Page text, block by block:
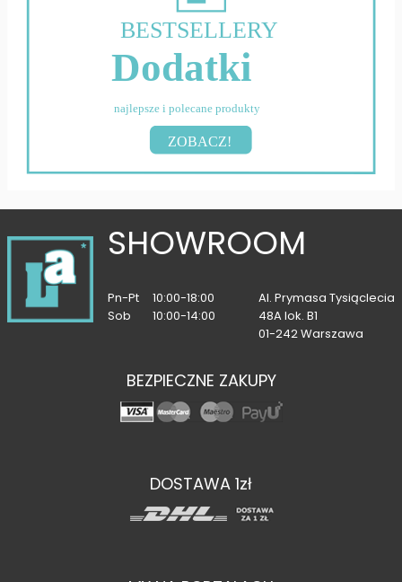
BESTSELLERY
Dodatki
najlepsze i polecane produkty
ZOBACZ!
SHOWROOM
Pn-Pt
10:00-18:00
Sob
10:00-14:00
Al. Prymasa Tysiąclecia
48A lok. B1
01-242 Warszawa
BEZPIECZNE ZAKUPY
DOSTAWA 1zł